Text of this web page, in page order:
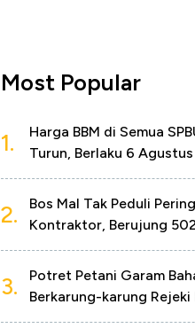
Most Popular
1.
Harga BBM di Semua
Turun, Berlaku 6
2.
Bos Mal Tak Peduli
Kontraktor, Berujung
3.
Potret Petani Garam
Berkarung-karung Rejeki